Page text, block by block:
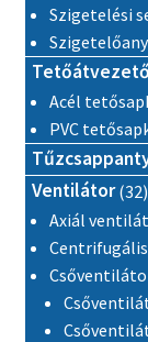
Szigetelési
Acél
PVC
Ventilátor 32
Axiál